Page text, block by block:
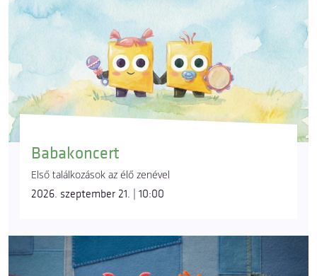
Babakoncert
Első találkozások az élő zenével
2026. szeptember 21. | 10:00